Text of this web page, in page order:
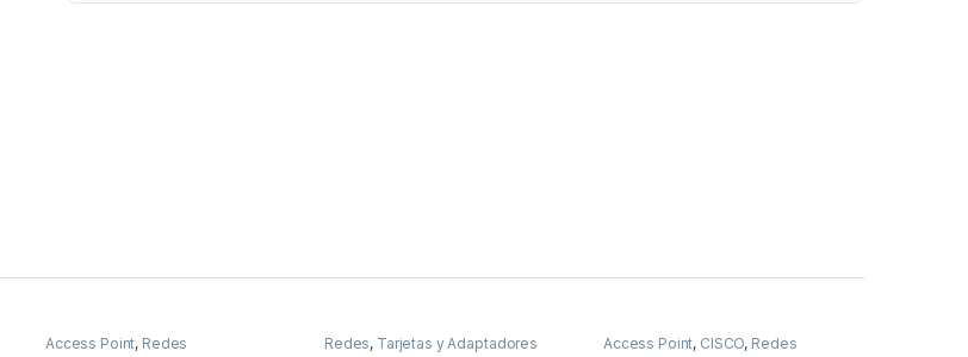
Access Point, Redes Redes, Tarjetas y Adaptadores
Access Point, CISCO, Redes